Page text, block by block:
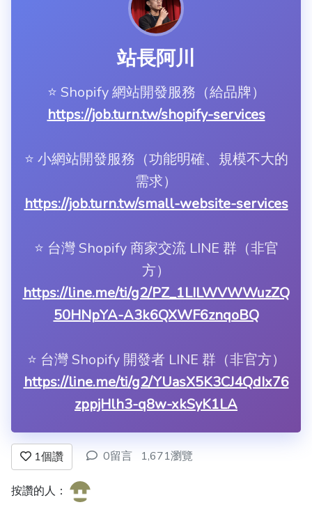
站長阿川
⭐️ Shopify 網站開發服務（給品牌）
https://job.turn.tw/shopify-services
⭐️ 小網站開發服務（功能明確、規模不大的
需求）
https://job.turn.tw/small-website-services
⭐️ 台灣 Shopify 商家交流 LINE 群（非官
方）
https://line.me/ti/g2/PZ_1LILWVWWuzZQ
50HNpYA-A3k6QXWF6znqoBQ
⭐️ 台灣 Shopify 開發者 LINE 群（非官方）
https://line.me/ti/g2/YUasX5K3CJ4QdIx76
zppjHlh3-q8w-xkSyK1LA
1個讚 0留言 1,671瀏覽
按讚的人：